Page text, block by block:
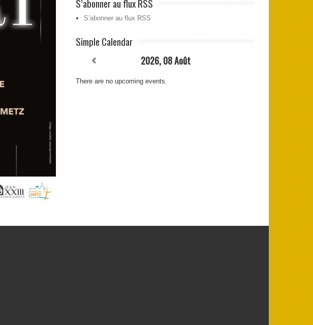
S’abonner au flux RSS
S’abonner au flux RSS
Simple Calendar
2026, 08 Août
There are no upcoming events.